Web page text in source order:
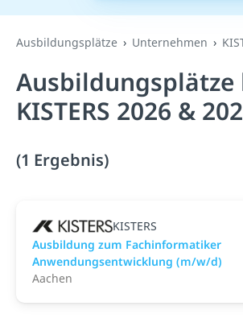
Ausbildungsplätze Unternehmen
Ausbildungsplätze
KISTERS 2026 &
(1 Ergebnis)
KISTERS
Ausbildung zum Fachinformatiker
Anwendungsentwicklung (m/w/d)
Aachen